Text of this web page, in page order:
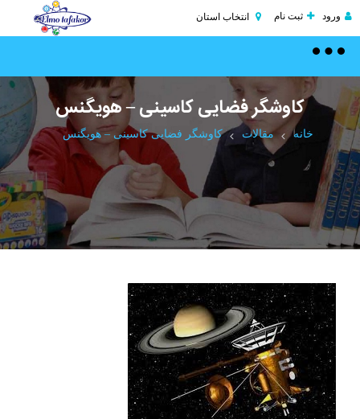
ورود ثبت نام انتخاب استان
Toggle
کاوشگر فضایی کاسینی – هویگنس
خانه مقالات کاوشگر فضایی کاسینی – هویگنس